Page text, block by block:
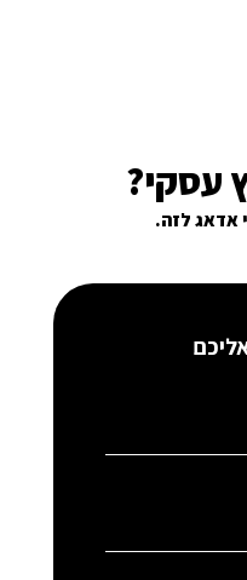
עסקי?
אדאג לזה.